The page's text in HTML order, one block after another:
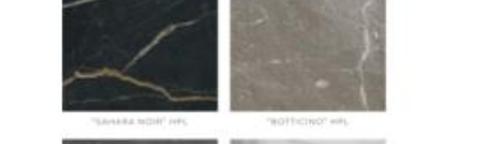
мониторинга. Наша команда логистических
специалистов с опытом работы в
международной доставке обеспечивает
полную сохранность груза, соблюдение
температурного режима и защиту от